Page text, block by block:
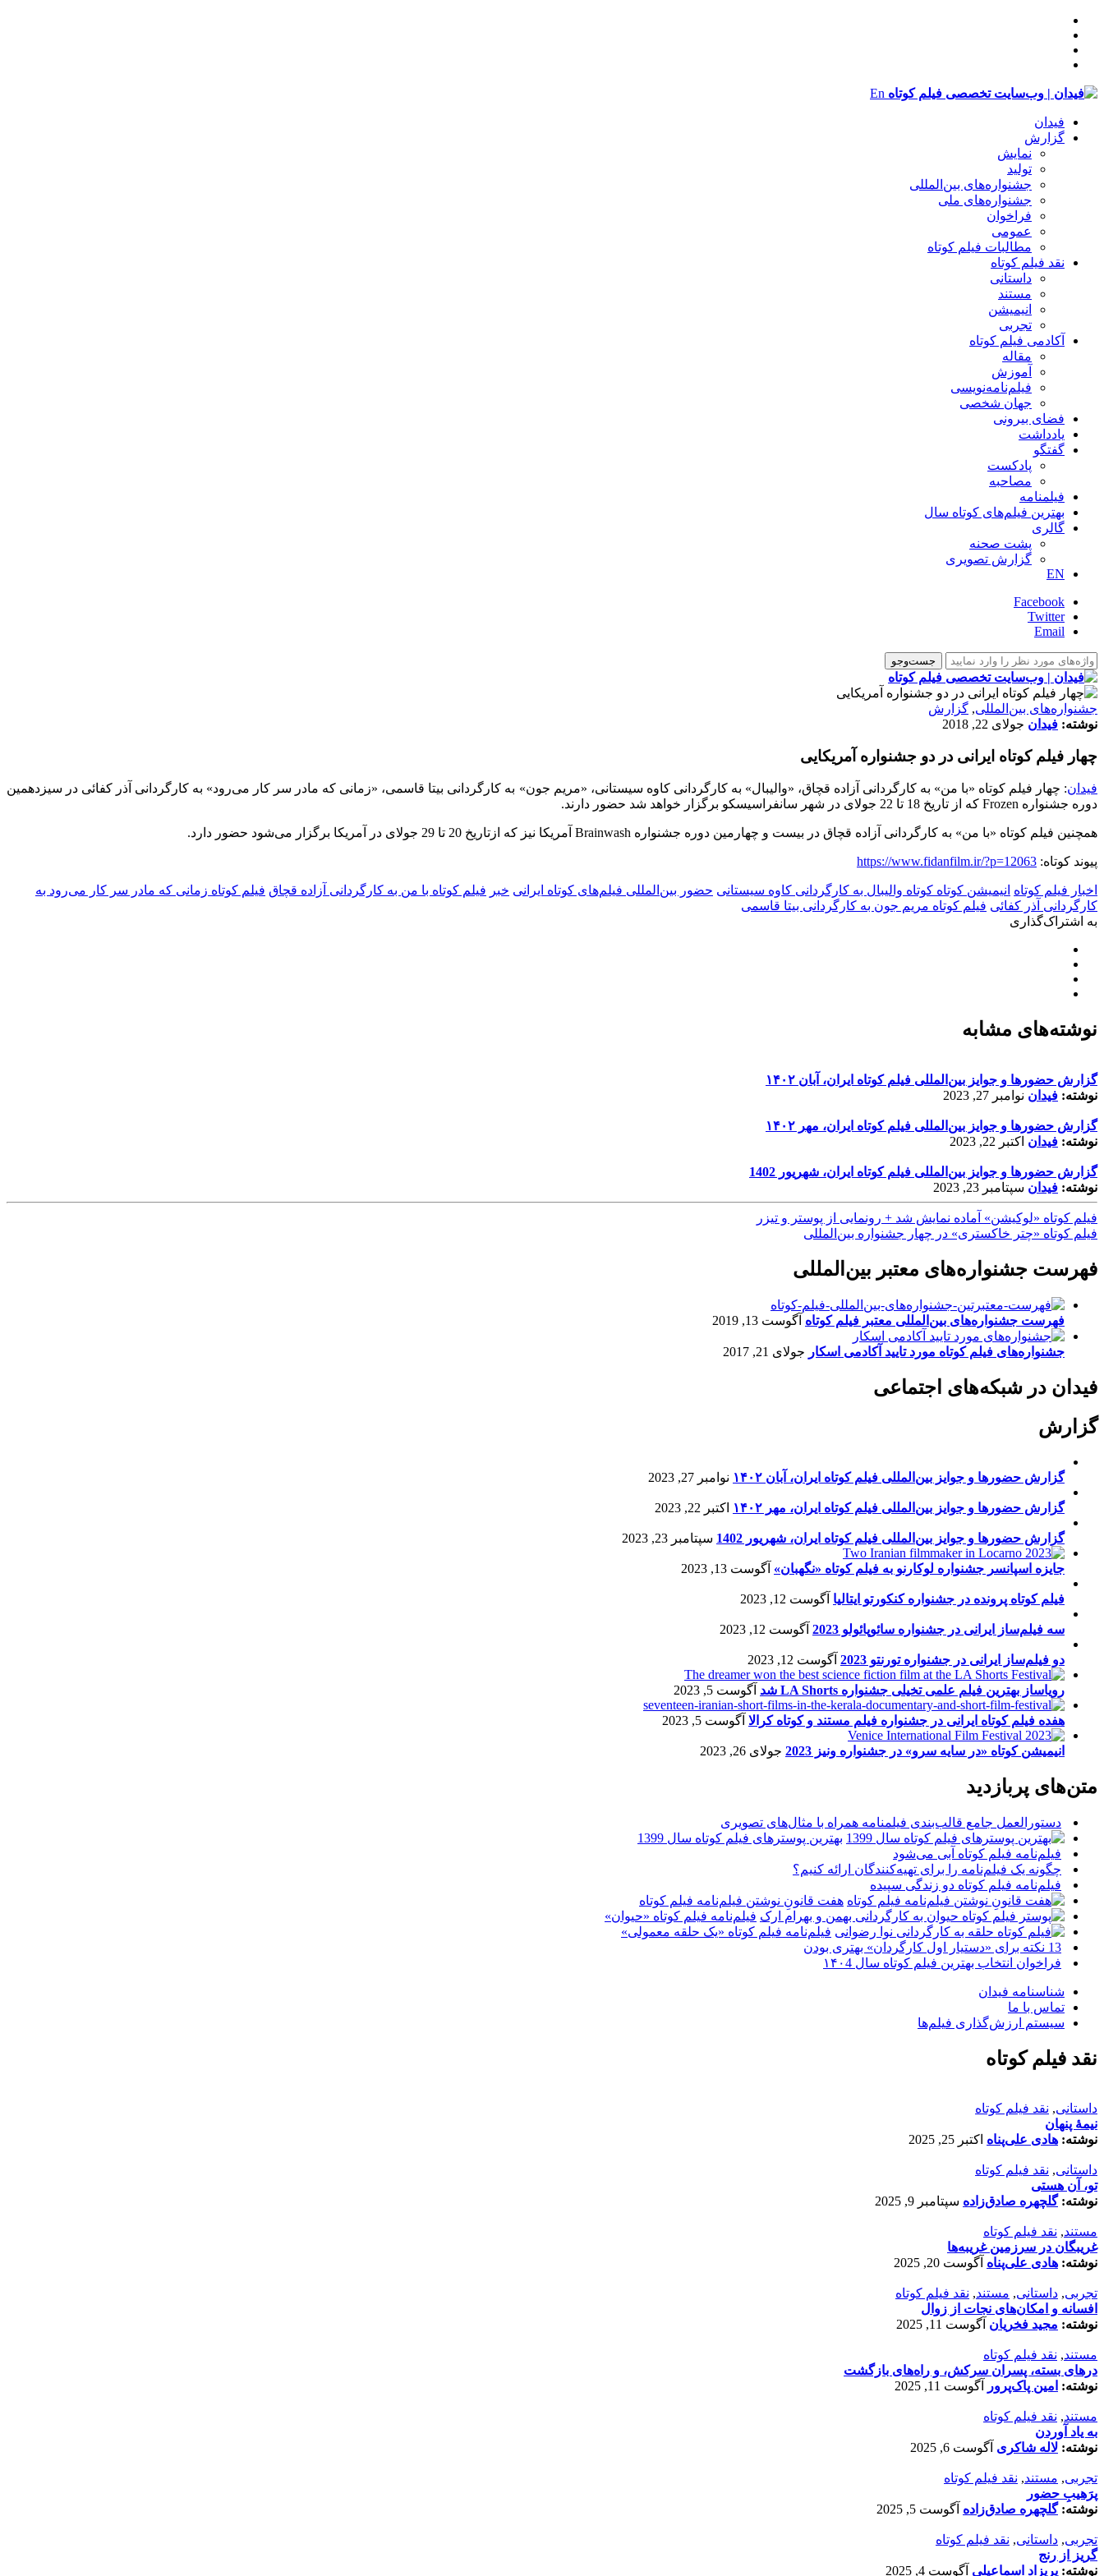
En
فیدان
گزارش
نمایش
تولید
‌‌جشنواره‌های بین‌المللی
جشنواره‌های ملی
فراخوان
عمومی
مطالبات فیلم کوتاه
نقد فیلم کوتاه
داستانی
مستند
انیمیشن
تجربی
آکادمی فیلم کوتاه
مقاله
آموزش
فیلم‌نامه‌نویسی
جهان شخصی
فضای بیرونی
یادداشت
گفتگو
پادکست
مصاحبه
فیلمنامه
بهترین فیلم‌های کوتاه سال
گالری
پشت صحنه
گزارش تصویری
EN
Facebook
Twitter
Email
‌‌جشنواره‌های بین‌المللی, گزارش
نوشته: فیدان جولای 22, 2018
چهار فیلم کوتاه ایرانی در دو جشنواره آمریکایی
فیدان: چهار فیلم کوتاه «با من» به کارگردانی آزاده قچاق، «والیبال» به کارگردانی کاوه سیستانی، «مریم جون» به کارگردانی بیتا قاسمی، «زمانی که مادر سر کار میرود» به کارگردانی آذر کفائی در سیزدهمین
دوره جشنواره Frozen که از تاریخ 18 تا 22 جولای در شهر سانفراسیسکو برگزار خواهد شد حضور دارند.
همچنین فیلم کوتاه «با من» به کارگردانی آزاده قچاق در بیست و چهارمین دوره جشنواره Brainwash آمریکا نیز که ازتاریخ 20 تا 29 جولای در آمریکا برگزار می شود حضور دارد.
پیوند کوتاه: https://www.fidanfilm.ir/?p=12063
اخبار فیلم کوتاه انیمیشن کوتاه کوتاه والیبال به کارگردانی کاوه سیستانی حضور بین‌المللی فیلم‌های کوتاه ایرانی خبر فیلم کوتاه با من به کارگردانی آزاده قچاق فیلم کوتاه زمانی که مادر سر کار می‌رود به
کارگردانی آذر کفائی فیلم کوتاه مریم جون به کارگردانی بیتا قاسمی
به اشتراک‌گذاری
نوشته‌های مشابه
گزارش حضورها و جوایز بین‌المللی فیلم کوتاه ایران، آبان ۱۴۰۲
نوشته: فیدان نوامبر 27, 2023
گزارش حضورها و جوایز بین‌المللی فیلم کوتاه ایران، مهر ۱۴۰۲
نوشته: فیدان اکتبر 22, 2023
گزارش حضورها و جوایز بین‌المللی فیلم کوتاه ایران، شهریور 1402
نوشته: فیدان سپتامبر 23, 2023
فیلم کوتاه «لوکیشن» آماده نمایش شد + رونمایی از پوستر و تیزر
فیلم كوتاه «چتر خاكستری» در چهار جشنواره بین‌المللی
فهرست جشنواره‌های معتبر بین‌المللی
فهرست جشنواره‌های بین‌المللی معتبر فیلم کوتاه آگوست 13, 2019
جشنواره‌های فیلم کوتاه مورد تایید آکادمی اسکار جولای 21, 2017
فیدان در شبکه‌های اجتماعی
گزارش
گزارش حضورها و جوایز بین‌المللی فیلم کوتاه ایران، آبان ۱۴۰۲ نوامبر 27, 2023
گزارش حضورها و جوایز بین‌المللی فیلم کوتاه ایران، مهر ۱۴۰۲ اکتبر 22, 2023
گزارش حضورها و جوایز بین‌المللی فیلم کوتاه ایران، شهریور 1402 سپتامبر 23, 2023
جایزه اسپانسر جشنواره لوکارنو به فیلم کوتاه «نگهبان» آگوست 13, 2023
فیلم کوتاه پرونده در جشنواره کنکورتو ایتالیا آگوست 12, 2023
سه فیلم‌ساز ایرانی در جشنواره سائوپائولو 2023 آگوست 12, 2023
دو فیلم‌ساز ایرانی در جشنواره تورنتو 2023 آگوست 12, 2023
رویاساز بهترین فیلم علمی تخیلی جشنواره LA Shorts شد آگوست 5, 2023
هفده فیلم کوتاه ایرانی در جشنواره فیلم مستند و کوتاه کرالا آگوست 5, 2023
انیمیشن کوتاه «در سایه سرو» در جشنواره ونیز 2023 جولای 26, 2023
متن‌های پربازدید
دستورالعمل جامع قالب‌بندی فیلمنامه همراه با مثال‌های تصویری
بهترین پوسترهای فیلم کوتاه سال 1399
فیلم‌نامه فیلم کوتاه آبی می‌شود
چگونه یک فیلم‌نامه را برای تهیه‌کنندگان ارائه کنیم؟
فیلم‌نامه فیلم کوتاه دو زندگی سپیده
هفت قانونِ نوشتن فیلم‌نامه فیلم کوتاه
فیلم‌نامه فیلم کوتاه «حیوان»
فیلم‌نامه فیلم کوتاه «یک حلقه معمولی»
13 نکته برای «دستیار اول کارگردان» بهتری بودن
فراخوان انتخاب بهترین فیلم کوتاه سال ۱۴۰4
شناسنامه فیدان
تماس با ما
سیستم ارزش‌گذاری فیلم‌ها
نقد فیلم کوتاه
داستانی, نقد فیلم کوتاه
نیمۀ پنهان
نوشته: هادی علی‌پناه اکتبر 25, 2025
داستانی, نقد فیلم کوتاه
تو، آن هستی
نوشته:گلچهره صادق‌زاده سپتامبر 9, 2025
مستند, نقد فیلم کوتاه
غریبگان در سرزمین غریبه‌ها
نوشته: هادی علی‌پناه آگوست 20, 2025
تجربی, داستانی, مستند, نقد فیلم کوتاه
افسانه‌ و امکان‌های نجات از زوال
نوشته: مجید فخریان آگوست 11, 2025
مستند, نقد فیلم کوتاه
درهای بسته، پسران سرکش، و راه‌های بازگشت
نوشته: امین پاک‌پرور آگوست 11, 2025
مستند, نقد فیلم کوتاه
به یاد آوردن
نوشته: لاله شاکری آگوست 6, 2025
تجربی, مستند, نقد فیلم کوتاه
پرَهیب‌ِ حضور
نوشته:گلچهره صادق‌زاده آگوست 5, 2025
تجربی, داستانی, نقد فیلم کوتاه
گریز از رنج
نوشته: پریزاد اسماعیلی آگوست 4, 2025